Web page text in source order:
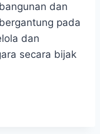
dan
pada
dan
secara bijak